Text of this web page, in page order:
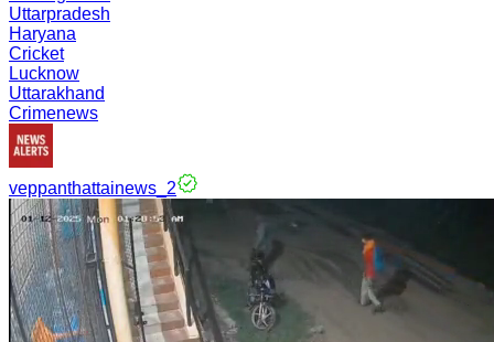
Uttarpradesh
Haryana
Cricket
Lucknow
Uttarakhand
Crimenews
veppanthattainews_2